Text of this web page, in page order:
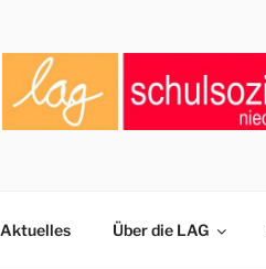
E.V.
Aktuelles Über die LAG